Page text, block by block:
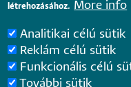
2026. július 31.
Internationale
Juristinnen
August 2026
2026. július 28.
létrehozásához. More info
Analitikai célú sütik
Reklám célú sütik
Funkcionális célú
További sütik